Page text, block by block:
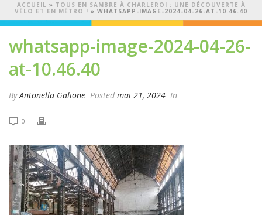
ACCUEIL » TOUS EN SAMBRE À CHARLEROI : UNE DÉCOUVERTE À
VÉLO ET EN MÉTRO ! » WHATSAPP-IMAGE-2024-04-26-AT-10.46.40
whatsapp-image-2024-04-26-
at-10.46.40
ByAntonella Galione Posted mai 21, 2024 In
0